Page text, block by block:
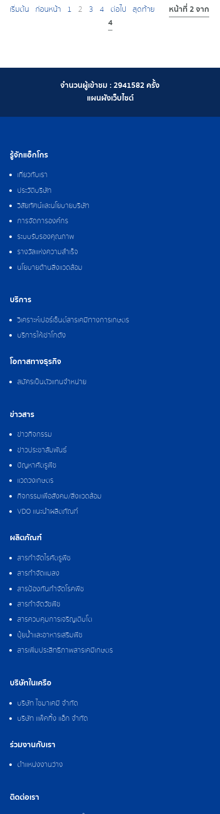
เริ่มต้น ก่อนหน้า 1 2 3 4 ต่อไป สุดท้าย
หน้าที่ 2 จาก
4
จำนวนผู้เข้าชม :2941582 ครั้ง
แผนผังเว็บไซต์
รู้จักแอ็กโกร
เกี่ยวกับเรา
ประวัติบริษัท
วิสัยทัศน์และนโยบายบริษัท
การจัดการองค์กร
ระบบรับรองคุณภาพ
รางวัลแห่งความสำเร็จ
นโยบายด้านสิ่งแวดล้อม
บริการ
วิเคราะห์เปอร์เซ็นต์สารเคมีทางการเกษตร
บริการให้เช่าโกดัง
โอกาสทางธุรกิจ
สมัครเป็นตัวแทนจำหน่าย
ข่าวสาร
ข่าวกิจกรรม
ข่าวประชาสัมพันธ์
ปัญหาศัตรูพืช
แวดวงเกษตร
กิจกรรมเพื่อสังคม/สิ่งแวดล้อม
VDO แนะนำผลิตภัณฑ์
ผลิตภัณฑ์
สารกำจัดไรศัตรูพืช
สารกำจัดแมลง
สารป้องกันกำจัดโรคพืช
สารกำจัดวัชพืช
สารควบคุมการเจริญเติบโต
ปุ๋ยน้ำและอาหารเสริมพืช
สารเพิ่มประสิทธิภาพสารเคมีเกษตร
บริษัทในเครือ
บริษัท ไซมาเคมี จำกัด
บริษัท แพ็คกิ้ง แอ็ก จำกัด
ร่วมงานกับเรา
ตำแหน่งงานว่าง
ติดต่อเรา